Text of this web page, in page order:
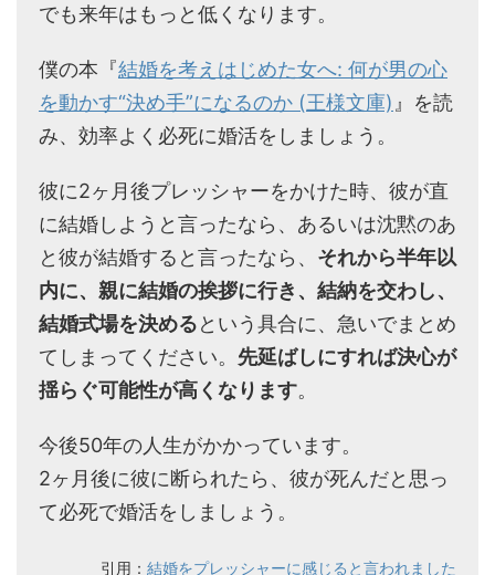
でも来年はもっと低くなります。
僕の本『結婚を考えはじめた女へ: 何が男の心
を動かす“決め手”になるのか (王様文庫) 』を読
み、効率よく必死に婚活をしましょう。
彼に2ヶ月後プレッシャーをかけた時、彼が直
に結婚しようと言ったなら、あるいは沈黙のあ
と彼が結婚すると言ったなら、 それから半年以
内に、親に結婚の挨拶に行き、結納を交わし、
結婚式場を決めるという具合に、急いでまとめ
てしまってください。 先延ばしにすれば決心が
揺らぐ可能性が高くなります。
今後50年の人生がかかっています。
2ヶ月後に彼に断られたら、彼が死んだと思っ
て必死で婚活をしましょう。
引用： 結婚をプレッシャーに感じると言われました